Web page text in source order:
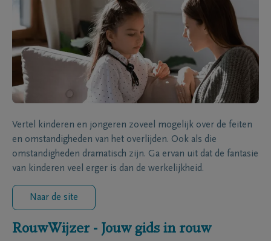
Vertel kinderen en jongeren zoveel mogelijk over de feiten
en omstandigheden van het overlijden. Ook als die
omstandigheden dramatisch zijn. Ga ervan uit dat de fantasie
van kinderen veel erger is dan de werkelijkheid.
Naar de site
RouwWijzer - Jouw gids in rouw